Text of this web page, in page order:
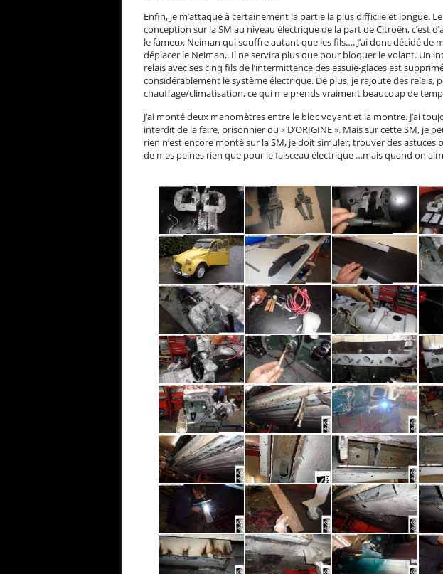
Enfin, je m’attaque à certainement la partie la plus difficile et longue.
conception sur la SM au niveau électrique de la part de Citroën, c’est
le fameux Neiman qui souffre autant que les fils…. J’ai donc décidé
déplacer le Neiman,. Il ne servira plus que pour bloquer le volant. Un
relais avec ses cinq fils de l’intermittence des essuie-glaces est
considérablement le système électrique. De plus, je rajoute des
chauffage/climatisation, ce qui me prends vraiment beaucoup de
J’ai monté deux manomètres entre le bloc voyant et la montre. J’ai
interdit de la faire, prisonnier du « D’ORIGINE ». Mais sur cette SM,
rien n’est encore monté sur la SM, je doit simuler, trouver des
de mes peines rien que pour le faisceau électrique …mais quand on